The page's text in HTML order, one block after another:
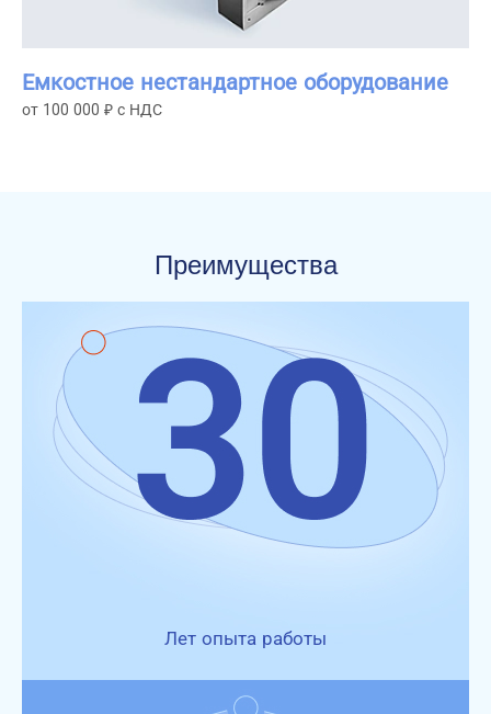
Емкостное нестандартное оборудование
от 100 000 ₽ с НДС
Преимущества
Лет опыта работы